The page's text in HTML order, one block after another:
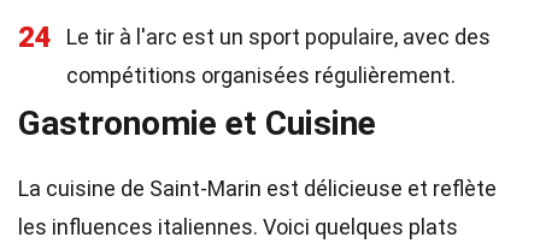
24
Le tir à l'arc est un sport populaire, avec des
compétitions organisées régulièrement.
Gastronomie et Cuisine
La cuisine de Saint-Marin est délicieuse et reflète
les influences italiennes. Voici quelques plats